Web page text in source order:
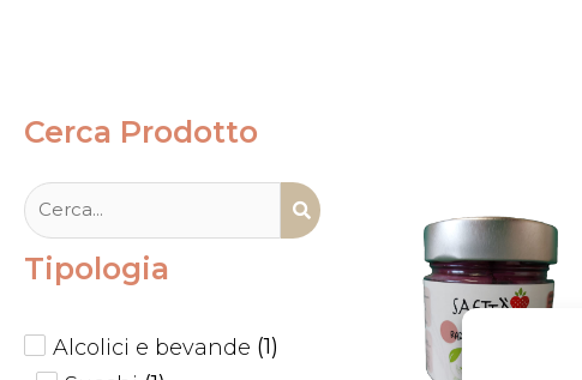
Cerca Prodotto
Tipologia
Alcolici e bevande (1)